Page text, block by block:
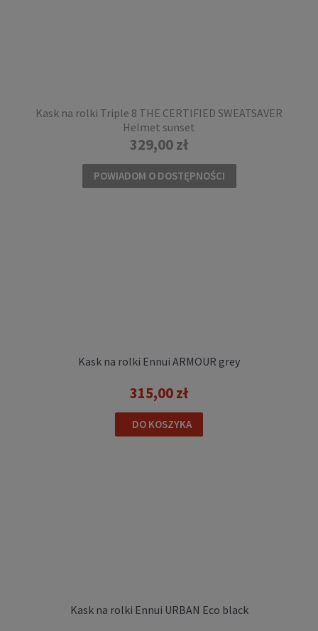
Kask na rolki Triple 8 THE CERTIFIED SWEATSAVER
Helmet sunset
329,00 zł
POWIADOM O DOSTĘPNOŚCI
Kask na rolki Ennui ARMOUR grey
315,00 zł
DO KOSZYKA
Kask na rolki Ennui URBAN Eco black